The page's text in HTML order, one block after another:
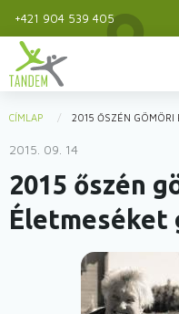
tartalomra
+421 904 539 405
Main
navigation
here
CÍMLAP 2015 ŐSZÉN GÖMÖRI
2015. 09. 14
2015 őszén
Életmeséket